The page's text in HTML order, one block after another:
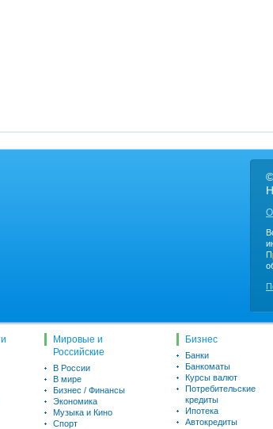
Мировые и
Российские
В России
В мире
Бизнес / Финансы
Экономика
Музыка и Кино
Спорт
Бизнес
Банки
Банкоматы
Курсы валют
Потребительские
кредиты
Ипотека
Автокредиты